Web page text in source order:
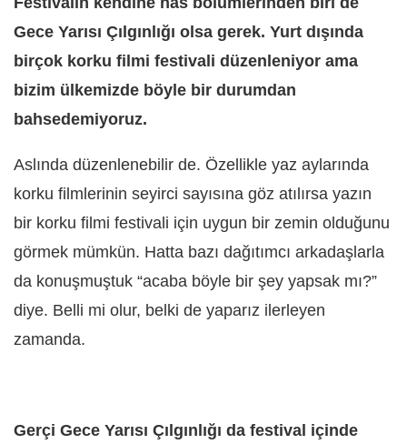
Gece Yarısı Çılgınlığı olsa gerek. Yurt dışında
birçok korku filmi festivali düzenleniyor ama
bizim ülkemizde böyle bir durumdan
bahsedemiyoruz.
Aslında düzenlenebilir de. Özellikle yaz aylarında
korku filmlerinin seyirci sayısına göz atılırsa yazın
bir korku filmi festivali için uygun bir zemin olduğunu
görmek mümkün. Hatta bazı dağıtımcı arkadaşlarla
da konuşmuştuk “acaba böyle bir şey yapsak mı?”
diye. Belli mi olur, belki de yaparız ilerleyen
zamanda.
Gerçi Gece Yarısı Çılgınlığı da festival içinde